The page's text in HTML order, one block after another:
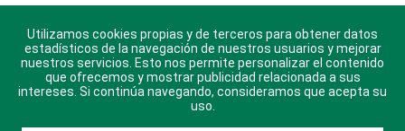
En pocas palabras
Escuchando al corazón
Economía Personal
Descarga nuestras aplicaciones para Android, iOS y
sistema Huawei.
Utilizamos cookies propias y de terceros para obtener datos
estadísticos de la navegación de nuestros usuarios y mejorar
nuestros servicios. Esto nos permite personalizar el contenido
que ofrecemos y mostrar publicidad relacionada a sus
intereses. Si continúa navegando, consideramos que acepta su
uso.